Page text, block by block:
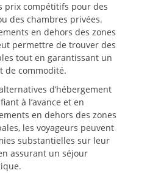
prix compétitifs pour des
des chambres privées.
en dehors des zones
permettre de trouver des
tout en garantissant un
de commodité.
d’hébergement
à l’avance et en
en dehors des zones
les voyageurs peuvent
substantielles sur leur
assurant un séjour